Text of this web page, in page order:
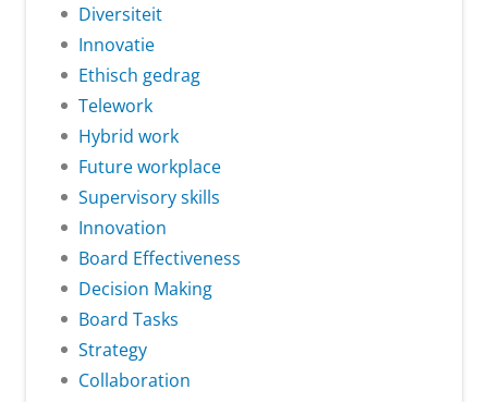
Diversiteit
Innovatie
Ethisch gedrag
Telework
Hybrid work
Future workplace
Supervisory skills
Innovation
Board Effectiveness
Decision Making
Board Tasks
Strategy
Collaboration